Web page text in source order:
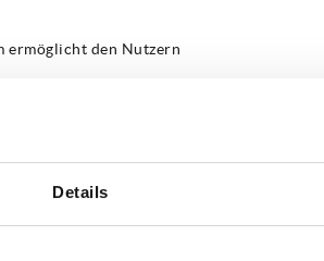
Details
ermöglicht den Nutzern
zu finden. Bügelgriffe
schwere Lasten gehoben
wie Schränke oder
Haustechnik kommen
zu schließen.
oft aus strapazierfähigen